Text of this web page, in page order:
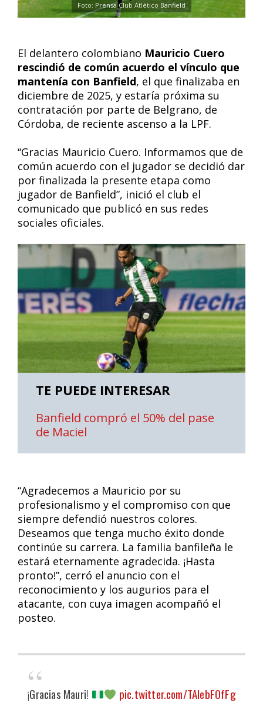
Foto: Prensa Club Atlético Banfield
El delantero colombiano Mauricio Cuero
rescindió de común acuerdo el vínculo que
mantenía con Banfield, el que finalizaba en
diciembre de 2025, y estaría próxima su
contratación por parte de Belgrano, de
Córdoba, de reciente ascenso a la LPF.
“Gracias Mauricio Cuero. Informamos que de
común acuerdo con el jugador se decidió dar
por finalizada la presente etapa como
jugador de Banfield”, inició el club el
comunicado que publicó en sus redes
sociales oficiales.
TE PUEDE INTERESAR
Banfield compró el 50% del pase
de Maciel
“Agradecemos a Mauricio por su
profesionalismo y el compromiso con que
siempre defendió nuestros colores.
Deseamos que tenga mucho éxito donde
continúe su carrera. La familia banfileña le
estará eternamente agradecida. ¡Hasta
pronto!”, cerró el anuncio con el
reconocimiento y los augurios para el
atacante, con cuya imagen acompañó el
posteo.
¡Gracias Mauri!
pic.twitter.com/TAlebF0fFg